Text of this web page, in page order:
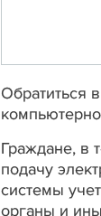
Обратиться
Граждане, в
подачу
системы
органы и